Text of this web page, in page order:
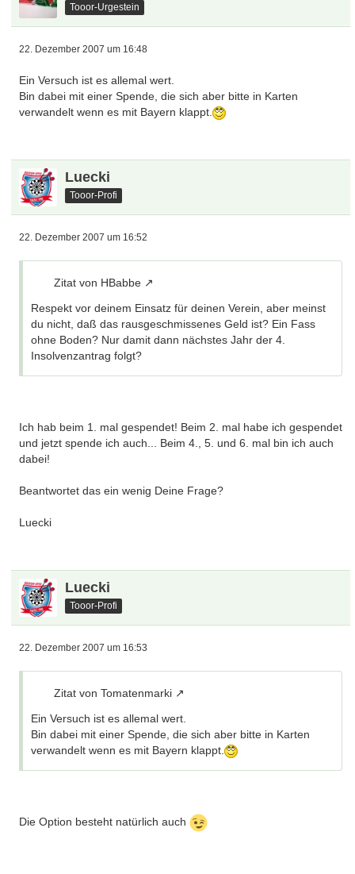
Tooor-Urgestein
22. Dezember 2007 um 16:48
Ein Versuch ist es allemal wert.
Bin dabei mit einer Spende, die sich aber bitte in Karten
verwandelt wenn es mit Bayern klappt.
Luecki
Tooor-Profi
22. Dezember 2007 um 16:52
Zitat von HBabbe
Respekt vor deinem Einsatz für deinen Verein, aber meinst
du nicht, daß das rausgeschmissenes Geld ist? Ein Fass
ohne Boden? Nur damit dann nächstes Jahr der 4.
Insolvenzantrag folgt?
Ich hab beim 1. mal gespendet! Beim 2. mal habe ich gespendet
und jetzt spende ich auch... Beim 4., 5. und 6. mal bin ich auch
dabei!
Beantwortet das ein wenig Deine Frage?
Luecki
Luecki
Tooor-Profi
22. Dezember 2007 um 16:53
Zitat von Tomatenmarki
Ein Versuch ist es allemal wert.
Bin dabei mit einer Spende, die sich aber bitte in Karten
verwandelt wenn es mit Bayern klappt.
Die Option besteht natürlich auch